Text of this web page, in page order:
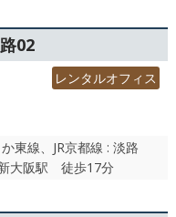
02
レンタルオフィス
東線、JR京都線 : 淡路
大阪駅 徒歩17分